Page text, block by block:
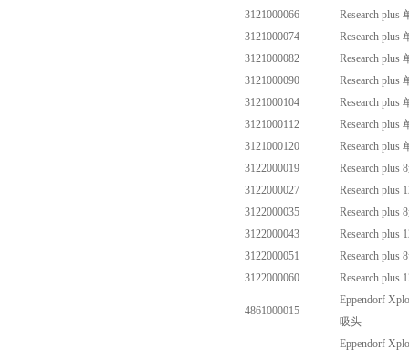
3121000066
Research plus
3121000074
Research plus
3121000082
Research plus
3121000090
Research plus
3121000104
Research plus
3121000112
Research plus
3121000120
Research plus
3122000019
Research plus 8
3122000027
Research plus
3122000035
Research plus 8
3122000043
Research plus
3122000051
Research plus 8
3122000060
Research plus
4861000015
Eppendorf
吸头
Eppendorf